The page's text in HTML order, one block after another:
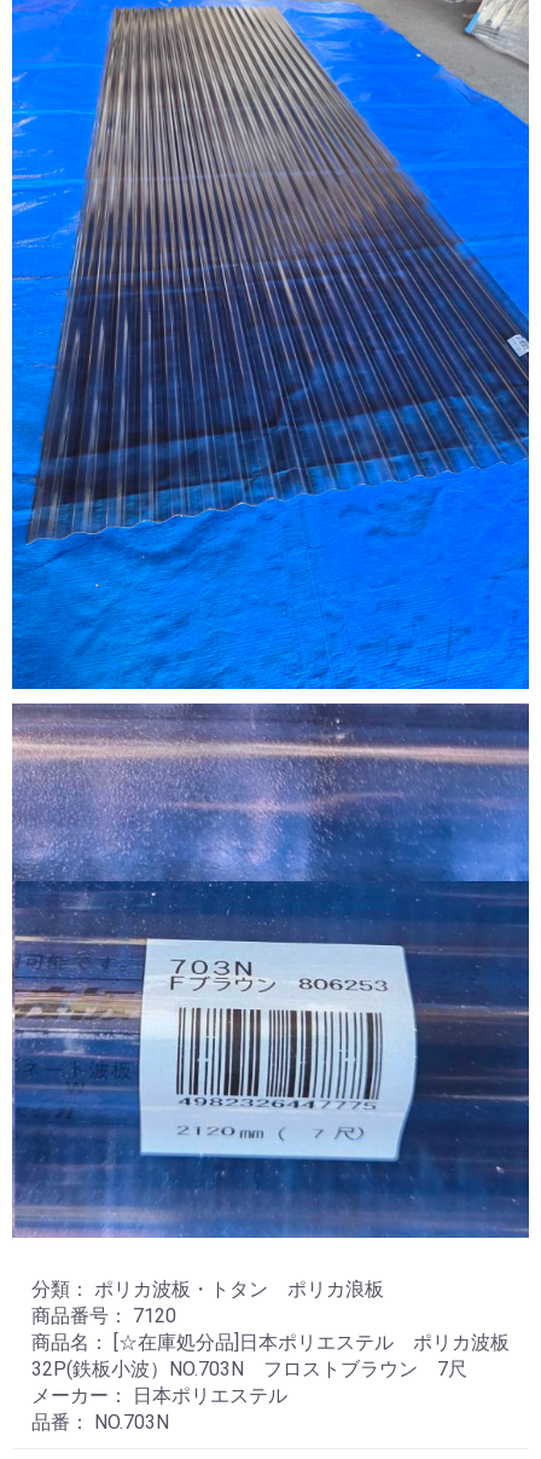
分類： ポリカ波板・トタン ポリカ浪板
商品番号： 7120
商品名： [☆在庫処分品]日本ポリエステル ポリカ波板
32P(鉄板小波）NO.703N フロストブラウン 7尺
メーカー： 日本ポリエステル
品番： NO.703N